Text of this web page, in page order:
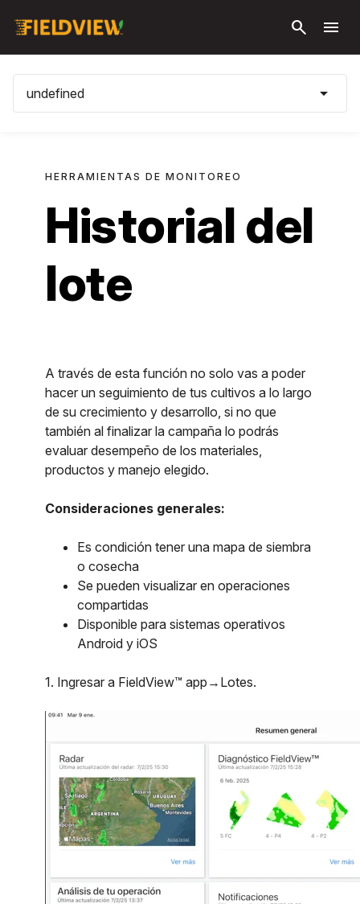
contenido
search menu
undefined arrow_drop_down
HERRAMIENTAS DE MONITOREO
Historial del
lote
A través de esta función no solo vas a poder
hacer un seguimiento de tus cultivos a lo largo
de su crecimiento y desarrollo, si no que
también al finalizar la campaña lo podrás
evaluar desempeño de los materiales,
productos y manejo elegido.
Consideraciones generales:
Es condición tener una mapa de siembra
o cosecha
Se pueden visualizar en operaciones
compartidas
Disponible para sistemas operativos
Android y iOS
1. Ingresar a FieldView™ app→Lotes.